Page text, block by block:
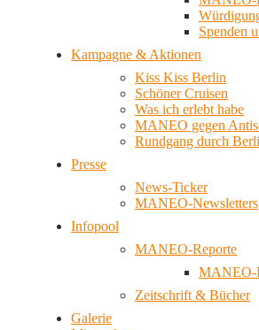
Spenden
Kampagne & Aktionen
Kiss Kiss Berlin
Schöner Cruisen
Was ich erlebt habe
MANEO gegen
Rundgang durch
Presse
News-Ticker
MANEO-Newsletters
Infopool
MANEO-Reporte
MANEO-
Zeitschrift & Bücher
Galerie